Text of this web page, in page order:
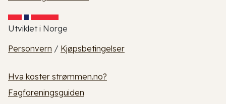
Utviklet i Norge
Personvern / Kjøpsbetingelser
Hva koster strømmen.no?
Fagforeningsguiden